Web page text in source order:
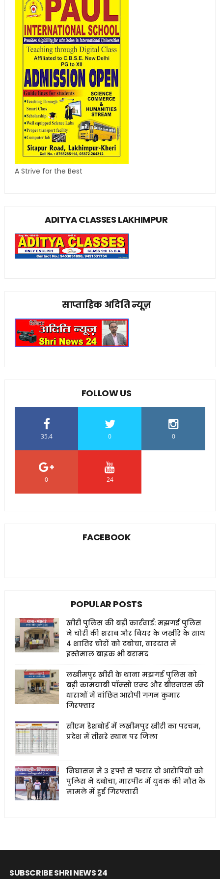
A Strive for the Best
ADITYA CLASSES LAKHIMPUR
साप्ताहिक अदिति न्यूज़
FOLLOW US
35.4 0 0
0 24
FACEBOOK
POPULAR POSTS
खीरी पुलिस की बड़ी कार्रवाई: मझगई पुलिस
ने चोरी की शराब और बियर के जखीरे के साथ
4 शातिर चोरों को दबोचा, वारदात में
इस्तेमाल बाइक भी बरामद
लखीमपुर खीरी के थाना मझगई पुलिस को
बड़ी कामयाबी पॉक्सो एक्ट और बीएनएस की
धाराओं में वांछित आरोपी गगन कुमार
गिरफ्तार
सीएम डैशबोर्ड में लखीमपुर खीरी का परचम,
प्रदेश में तीसरे स्थान पर जिला
निघासन में 3 हफ्ते से फरार दो आरोपियों को
पुलिस ने दबोचा, मारपीट में युवक की मौत के
मामले में हुई गिरफ्तारी
SUBSCRIBE SHRI NEWS 24